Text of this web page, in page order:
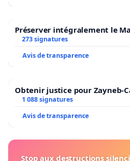
Préserver intégralement le
273 signatures
Avis de transparence
Obtenir justice pour Zayneb-
1 088 signatures
Avis de transparence
Stop aux destructions